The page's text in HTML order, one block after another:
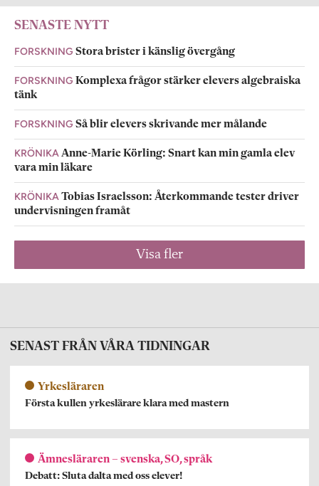
SENASTE NYTT
FORSKNING Stora brister i känslig övergång
FORSKNING Komplexa frågor stärker elevers algebraiska
tänk
FORSKNING Så blir elevers skrivande mer målande
KRÖNIKAAnne-Marie Körling: Snart kan min gamla elev
vara min läkare
KRÖNIKATobias Israelsson: Återkommande tester driver
undervisningen framåt
Visa fler
SENAST FRÅN VÅRA TIDNINGAR
Yrkesläraren
Första kullen yrkeslärare klara med mastern
Ämnesläraren – svenska, SO, språk
Debatt: Sluta dalta med oss elever!